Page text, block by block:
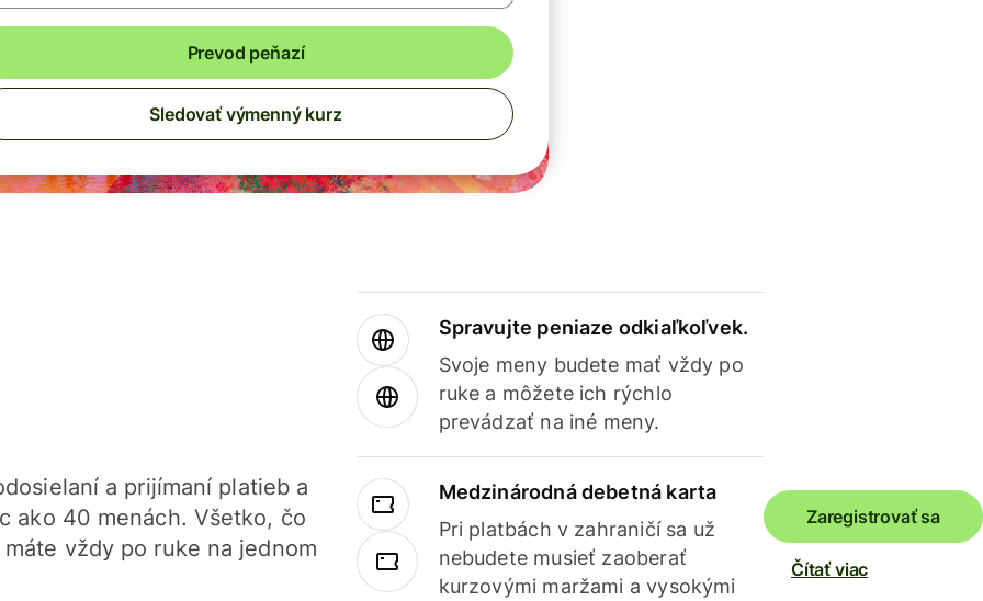
Prevod peňazí
Sledovať výmenný kurz
a prijímaní platieb a
ako 40 menách. Všetko, čo
vždy po ruke na jednom
Spravujte peniaze odkiaľkoľvek.
Svoje meny budete mať vždy po
ruke a môžete ich rýchlo
prevádzať na iné meny.
Medzinárodná debetná karta
Pri platbách v zahraničí sa už
nebudete musieť zaoberať
kurzovými maržami a vysokými
Zaregistrovať sa
Čítať viac